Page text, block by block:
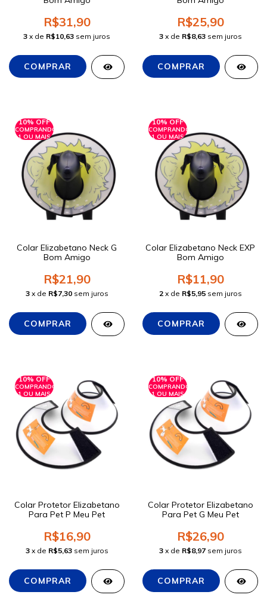
R$31,90
3 x de R$10,63 sem juros
R$25,90
3 x de R$8,63 sem juros
10% OFF
COMPRANDO
1 OU MAIS
Colar Elizabetano Neck G
Bom Amigo
R$21,90
3 x de R$7,30 sem juros
10% OFF
COMPRANDO
1 OU MAIS
Colar Elizabetano Neck EXP
Bom Amigo
R$11,90
2 x de R$5,95 sem juros
10% OFF
COMPRANDO
1 OU MAIS
Colar Protetor Elizabetano
Para Pet P Meu Pet
R$16,90
3 x de R$5,63 sem juros
10% OFF
COMPRANDO
1 OU MAIS
Colar Protetor Elizabetano
Para Pet G Meu Pet
R$26,90
3 x de R$8,97 sem juros